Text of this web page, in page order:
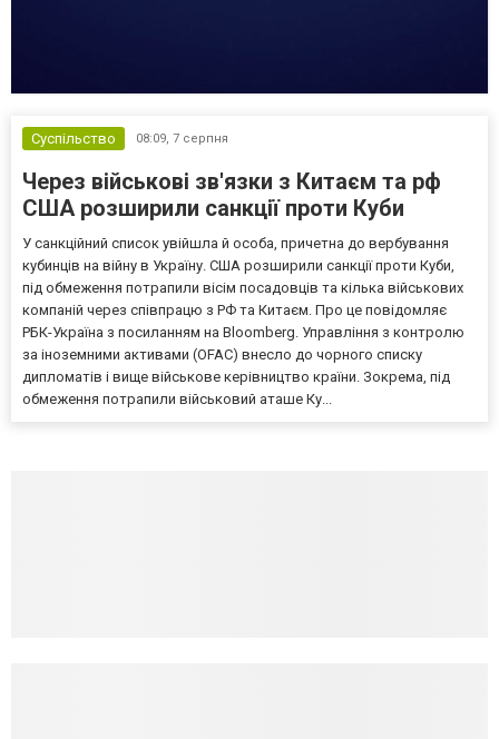
Суспільство 08:09, 7 серпня
Через військові зв'язки з Китаєм та рф
США розширили санкції проти Куби
У санкційний список увійшла й особа, причетна до вербування
кубинців на війну в Україну. США розширили санкції проти Куби,
під обмеження потрапили вісім посадовців та кілька військових
компаній через співпрацю з РФ та Китаєм. Про це повідомляє
РБК-Україна з посиланням на Bloomberg. Управління з контролю
за іноземними активами (OFAC) внесло до чорного списку
дипломатів і вище військове керівництво країни. Зокрема, під
обмеження потрапили військовий аташе Ку...